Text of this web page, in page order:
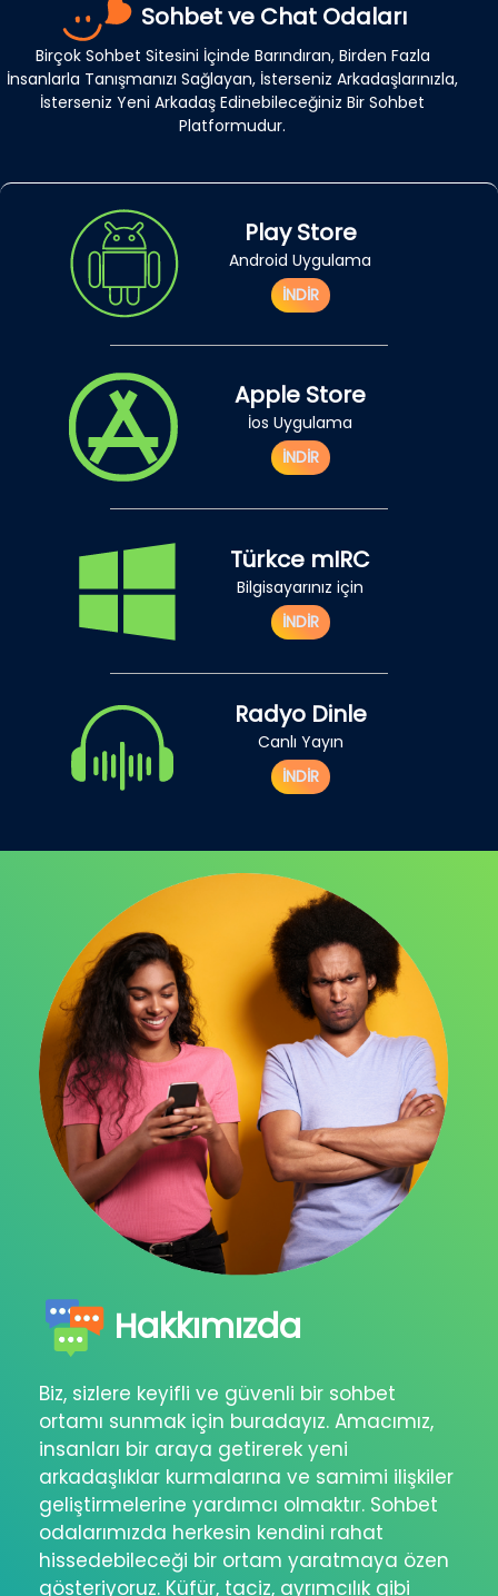
Sohbet ve Chat Odaları
Birçok Sohbet Sitesini İçinde Barındıran, Birden Fazla
İnsanlarla Tanışmanızı Sağlayan, İsterseniz Arkadaşlarınızla,
İsterseniz Yeni Arkadaş Edinebileceğiniz Bir Sohbet
Platformudur.
Play Store
Android Uygulama
İNDİR
Apple Store
İos Uygulama
İNDİR
Türkce mIRC
Bilgisayarınız için
İNDİR
Radyo Dinle
Canlı Yayın
İNDİR
Hakkımızda
Biz, sizlere keyifli ve güvenli bir sohbet
ortamı sunmak için buradayız. Amacımız,
insanları bir araya getirerek yeni
arkadaşlıklar kurmalarına ve samimi ilişkiler
geliştirmelerine yardımcı olmaktır. Sohbet
odalarımızda herkesin kendini rahat
hissedebileceği bir ortam yaratmaya özen
gösteriyoruz. Küfür, taciz, ayrımcılık gibi